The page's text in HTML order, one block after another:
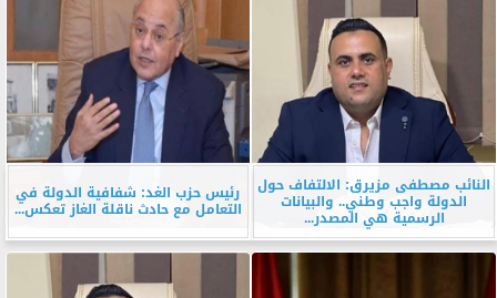
النائب مصطفى مزيرق: الالتفاف حول
الدولة واجب وطني.. والبيانات
الرسمية هي المصدر...
رئيس حزب الغد: شفافية الدولة في
التعامل مع حادث ناقلة الغاز تعكس...